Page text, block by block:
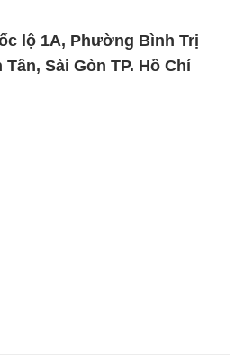
lộ 1A, Phường Bình Trị
Sài Gòn TP. Hồ Chí